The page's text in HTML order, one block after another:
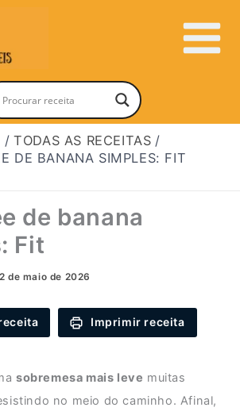
Main
TODAS AS RECEITAS
DE BANANA SIMPLES: FIT
de banana
Fit
de maio de 2026
Imprimir receita
sobremesa mais leve muitas
no meio do caminho. Afinal,